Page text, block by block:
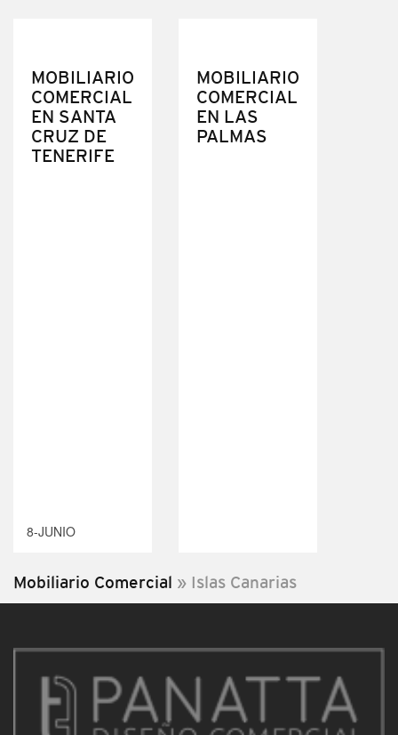
MOBILIARIO
COMERCIAL
EN SANTA
CRUZ DE
TENERIFE
8-JUNIO
MOBILIARIO
COMERCIAL
EN LAS
PALMAS
Mobiliario Comercial » Islas Canarias